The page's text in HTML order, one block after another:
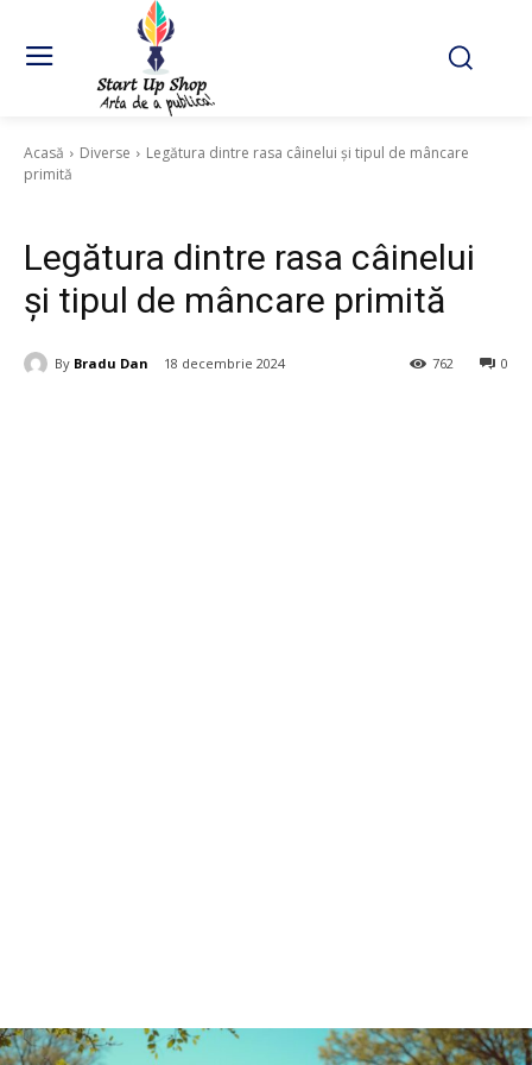
Acasă Diverse
Legătura dintre rasa câinelui și tipul de mâncare
primită
Legătura dintre rasa câinelui
și tipul de mâncare primită
By Bradu Dan 18 decembrie 2024 0
762